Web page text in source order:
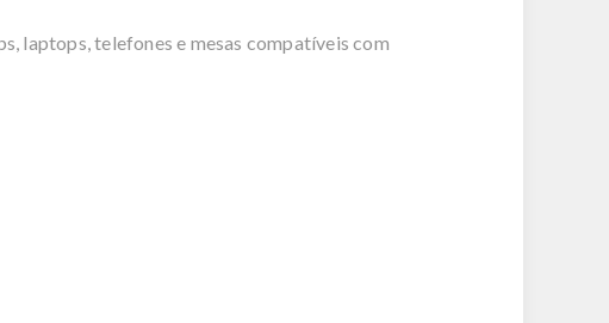
laptops, telefones e mesas compatíveis com